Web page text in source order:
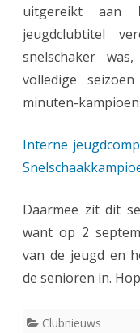
uitgereikt aan
jeugdclubtitel
snelschaker
volledige
minuten-
Interne
Daarmee zit dit
want op 2
van de jeugd en
de senioren in.
Clubnieuws